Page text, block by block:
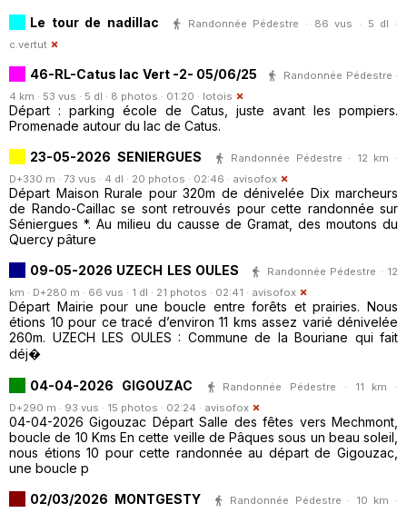
Le tour de nadillac
Randonnée Pédestre · 86 vus · 5 dl ·
c.vertut
46-RL-Catus lac Vert -2- 05/06/25
Randonnée Pédestre ·
4 km · 53 vus · 5 dl · 8 photos · 01:20 · lotois
Départ : parking école de Catus, juste avant les pompiers.
Promenade autour du lac de Catus.
23-05-2026 SENIERGUES
Randonnée Pédestre · 12 km ·
D+330 m · 73 vus · 4 dl · 20 photos · 02:46 · avisofox
Départ Maison Rurale pour 320m de dénivelée Dix marcheurs
de Rando-Caillac se sont retrouvés pour cette randonnée sur
Séniergues *. Au milieu du causse de Gramat, des moutons du
Quercy pâture
09-05-2026 UZECH LES OULES
Randonnée Pédestre · 12
km · D+280 m · 66 vus · 1 dl · 21 photos · 02:41 · avisofox
Départ Mairie pour une boucle entre forêts et prairies. Nous
étions 10 pour ce tracé d’environ 11 kms assez varié dénivelée
260m. UZECH LES OULES : Commune de la Bouriane qui fait
déj�
04-04-2026 GIGOUZAC
Randonnée Pédestre · 11 km ·
D+290 m · 93 vus · 15 photos · 02:24 · avisofox
04-04-2026 Gigouzac Départ Salle des fêtes vers Mechmont,
boucle de 10 Kms En cette veille de Pâques sous un beau soleil,
nous étions 10 pour cette randonnée au départ de Gigouzac,
une boucle p
02/03/2026 MONTGESTY
Randonnée Pédestre · 10 km ·